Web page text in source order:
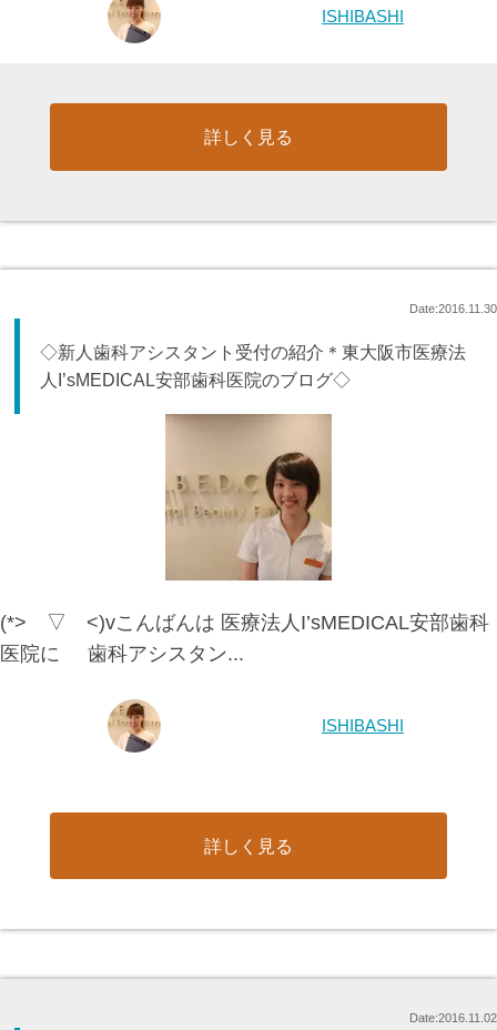
ISHIBASHI
詳しく見る
Date:2016.11.30
◇新人歯科アシスタント受付の紹介＊東大阪市医療法
人I’sMEDICAL安部歯科医院のブログ◇
(*> ▽ <)vこんばんは 医療法人I’sMEDICAL安部歯科
医院に 歯科アシスタン...
ISHIBASHI
詳しく見る
Date:2016.11.02